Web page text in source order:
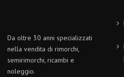
Da oltre 30 anni specializzati
nella vendita di rimorchi,
semirimorchi, ricambi e
noleggio.